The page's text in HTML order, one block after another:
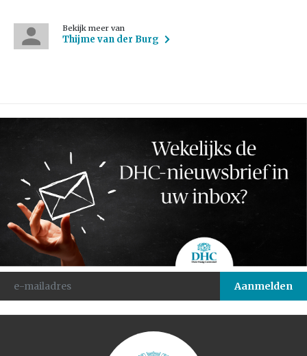
Bekijk meer van
Thijme van der Burg